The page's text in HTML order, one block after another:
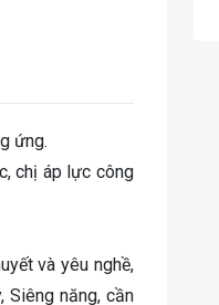
ứng.
chị áp lực công
và yêu nghề,
Siêng năng, cần